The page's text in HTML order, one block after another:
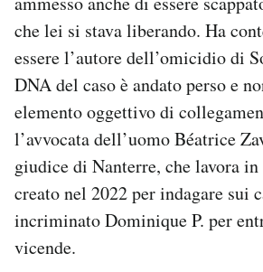
che lei si stava liberando. Ha
essere l’autore dell’omicidio di
DNA del caso è andato perso e
elemento oggettivo di
l’avvocata dell’uomo Béatrice
giudice di Nanterre, che lavora
creato nel 2022 per indagare sui
incriminato Dominique P. per
vicende.